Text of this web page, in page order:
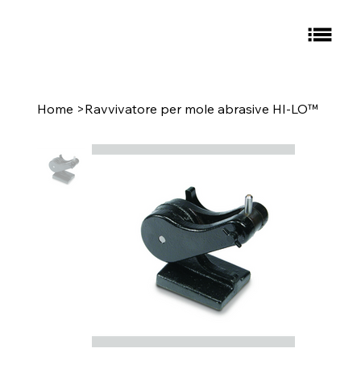
Home >Ravvivatore per mole abrasive HI-LO™